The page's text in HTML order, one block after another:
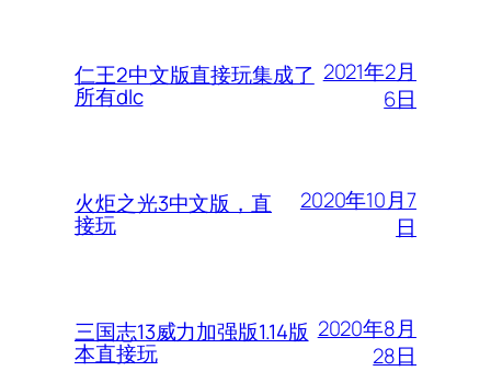
仁王2中文版直接玩集成了
所有dlc
2021年2月
6日
火炬之光3中文版，直
接玩
2020年10月7
日
三国志13威力加强版1.14版
本直接玩
2020年8月
28日